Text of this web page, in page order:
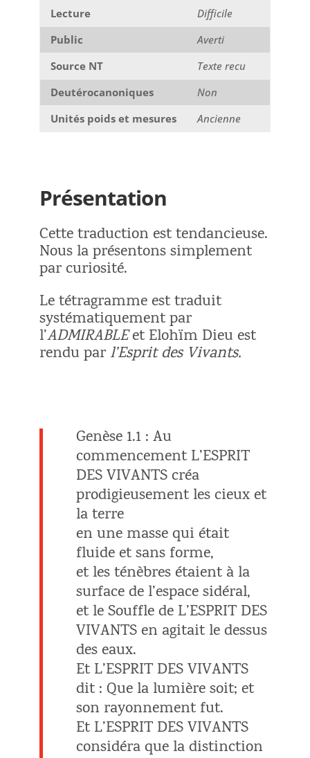
Lecture
Difficile
Public
Averti
Source NT
Texte recu
Deutérocanoniques
Non
Unités poids et mesures
Ancienne
Présentation
Cette traduction est tendancieuse.
Nous la présentons simplement
par curiosité.
Le tétragramme est traduit
systématiquement par
l’ADMIRABLEet Elohïm Dieu est
rendu par l’Esprit des Vivants.
Genèse 1.1 : Au
commencement L’ESPRIT
DES VIVANTS créa
prodigieusement les cieux et
la terre
en une masse qui était
fluide et sans forme,
et les ténèbres étaient à la
surface de l’espace sidéral,
et le Souffle de L’ESPRIT DES
VIVANTS en agitait le dessus
des eaux.
Et L’ESPRIT DES VIVANTS
dit : Que la lumière soit; et
son rayonnement fut.
Et L’ESPRIT DES VIVANTS
considéra que la distinction